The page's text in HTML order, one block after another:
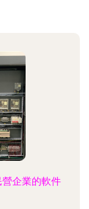
企業的軟件